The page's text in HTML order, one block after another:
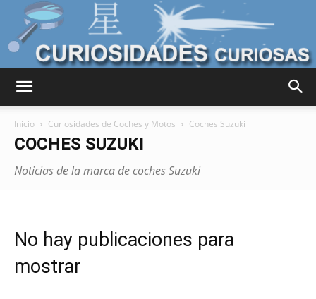
Inicio Curiosidades de Coches y Motos Coches Suzuki
COCHES SUZUKI
Noticias de la marca de coches Suzuki
No hay publicaciones para
mostrar